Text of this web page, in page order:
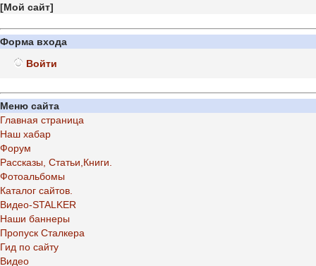
[Мой сайт]
Форма входа
Войти
Меню сайта
Главная страница
Наш хабар
Форум
Рассказы, Статьи,Книги.
Фотоальбомы
Каталог сайтов.
Видео-STALKER
Наши баннеры
Пропуск Сталкера
Гид по сайту
Видео